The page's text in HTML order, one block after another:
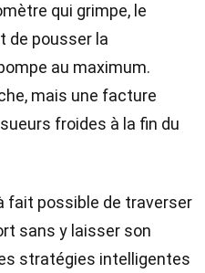
qui grimpe, le
de pousser la
au maximum.
mais une facture
froides à la fin du
fait possible de traverser
sans y laisser son
stratégies intelligentes